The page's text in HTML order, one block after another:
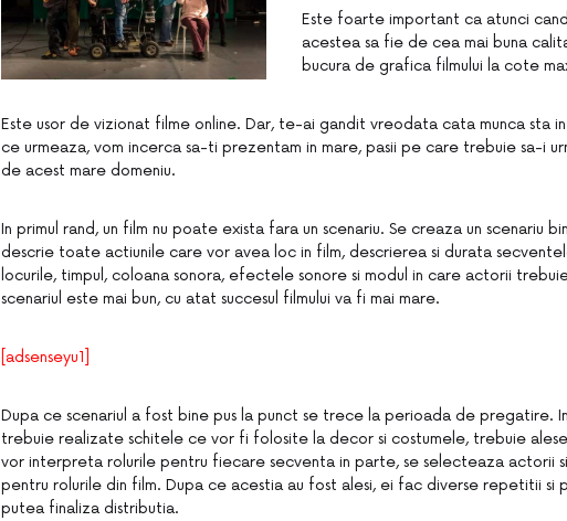
Este foarte important ca atunci
acestea sa fie de cea mai buna
bucura de grafica filmului la cote
Este usor de vizionat filme online. Dar, te-ai gandit vreodata cata munca sta
ce urmeaza, vom incerca sa-ti prezentam in mare, pasii pe care trebuie sa-i
de acest mare domeniu.
In primul rand, un film nu poate exista fara un scenariu. Se creaza un scenariu
descrie toate actiunile care vor avea loc in film, descrierea si durata
locurile, timpul, coloana sonora, efectele sonore si modul in care actorii
scenariul este mai bun, cu atat succesul filmului va fi mai mare.
[adsenseyu1]
Dupa ce scenariul a fost bine pus la punct se trece la perioada de pregatire.
trebuie realizate schitele ce vor fi folosite la decor si costumele, trebuie
vor interpreta rolurile pentru fiecare secventa in parte, se selecteaza actorii
pentru rolurile din film. Dupa ce acestia au fost alesi, ei fac diverse repetitii si
putea finaliza distributia.